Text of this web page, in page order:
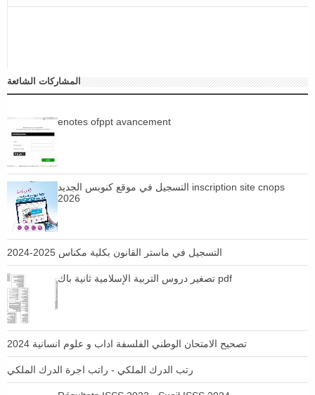
المشاركات الشائعة
enotes ofppt avancement
التسجيل في موقع كنوبس الجديد inscription site cnops
2026
التسجيل في ماستر القانون بكلية مكناس 2025-2024
تصغير دروس التربية الإسلامية ثانية باك pdf
تصحيح الامتحان الوطني الفلسفة اداب و علوم انسانية 2024
رتب الدرك الملكي - راتب اجرة الدرك الملكي